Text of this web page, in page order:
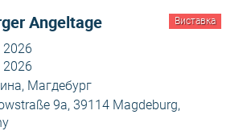
Виставка
Angeltage
2026
2026
Магдебург
9a, 39114 Magdeburg,